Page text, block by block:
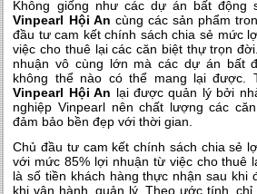
Không giống như các dự án bất động
Vinpearl Hội An cùng các sản phẩm
đầu tư cam kết chính sách chia sẻ mức
việc cho thuê lại các căn biệt thự trọn
nhuận vô cùng lớn mà các dự án bất
không thể nào có thể mang lại được.
Vinpearl Hội An lại được quản lý bởi
nghiệp Vinpearl nên chất lượng các
đảm bảo bền đẹp với thời gian.
Chủ đầu tư cam kết chính sách chia sẻ
với mức 85% lợi nhuận từ việc cho thuê
là số tiền khách hàng thực nhận sau khi
khi vận hành, quản lý. Theo ước tính,